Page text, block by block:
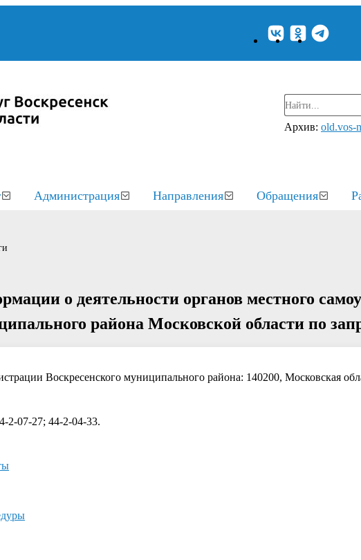
Архив: old.vos-
Администрация Направления Обращения
о деятельности органов местного
района Московской области по
Воскресенского муниципального района: 140200, Московская
2-07-27; 44-2-04-33.